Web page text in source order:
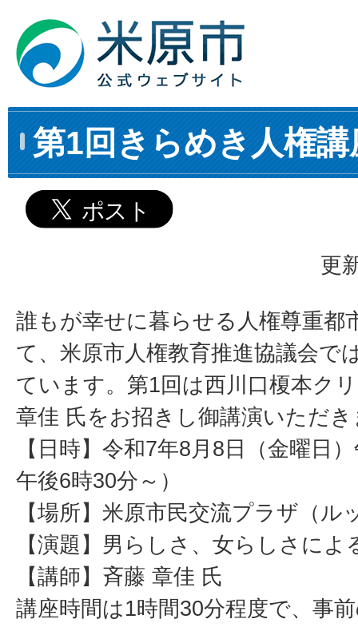
第1回きらめき人権講
更
誰もが幸せに暮らせる人権尊重都
て、米原市人権教育推進協議会で
ています。第1回は西川口榎本ク
章佳 氏をお招きし御講演いただ
【日時】令和7年8月8日（金曜日
午後6時30分～）
【場所】米原市民交流プラザ（ル
【演題】男らしさ、女らしさに
【講師】斉藤 章佳 氏
講座時間は1時間30分程度で、事